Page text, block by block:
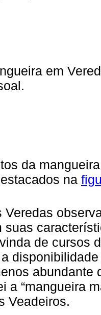
em
da
na
Veredas
suas
de cursos
abundante
a “mangueira
Veadeiros.